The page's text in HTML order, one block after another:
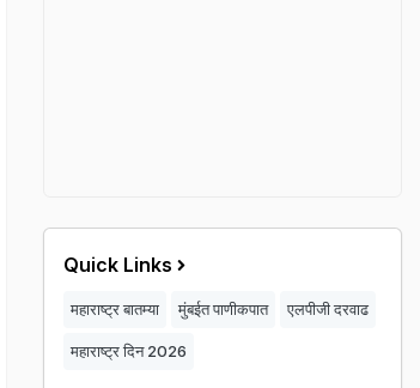
Quick Links
महाराष्ट्र बातम्या मुंबईत पाणीकपात एलपीजी दरवाढ
महाराष्ट्र दिन 2026